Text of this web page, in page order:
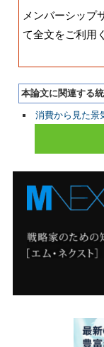
メンバーシップ
て全文をご利用
本論文に関連する
消費から見た景